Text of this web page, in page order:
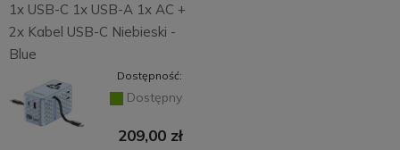
1x USB-C 1x USB-A 1x AC +
2x Kabel USB-C Niebieski -
Blue
Dostępność:
Dostępny
209,00 zł